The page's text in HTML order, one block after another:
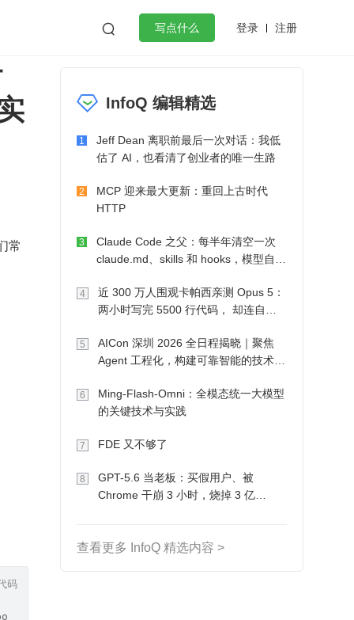
 写点什么 登录 注册
作
微服务架构 flutter
常
码
InfoQ 编辑精选
1
Jeff Dean 离职前最后一次对话：我低
估了 AI，也看清了创业者的唯一生路
2
MCP 迎来最大更新：重回上古时代
HTTP
3
Claude Code 之父：每半年清空一次
claude.md、skills 和 hooks，模型自己
4
近 300 万人围观卡帕西亲测 Opus 5：
两小时写完 5500 行代码， 却连自己
5
AICon 深圳 2026 全日程揭晓｜聚焦
Agent 工程化，构建可靠智能的技术路
6
Ming-Flash-Omni：全模态统一大模型
的关键技术与实践
7 FDE 又不够了
8
GPT-5.6 当老板：买假用户、被
Chrome 干崩 3 小时，烧掉 3 亿
查看更多 InfoQ 精选内容 >